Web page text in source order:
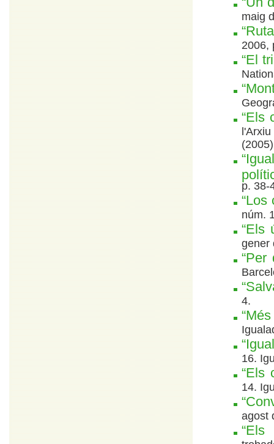
maig
2006,
“El
“Els
p. 38-
“Los
núm.
“Els
gener
“Per
4.
16.
“Els
14.
agost
“Els